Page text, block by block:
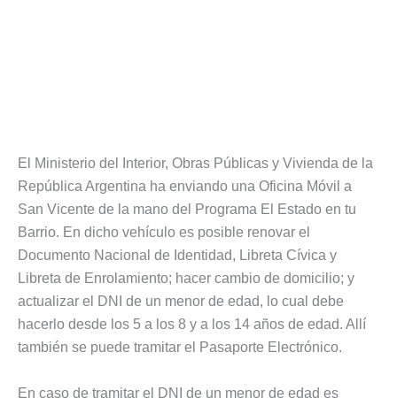
El Ministerio del Interior, Obras Públicas y Vivienda de la
República Argentina ha enviando una Oficina Móvil a
San Vicente de la mano del Programa El Estado en tu
Barrio. En dicho vehículo es posible renovar el
Documento Nacional de Identidad, Libreta Cívica y
Libreta de Enrolamiento; hacer cambio de domicilio; y
actualizar el DNI de un menor de edad, lo cual debe
hacerlo desde los 5 a los 8 y a los 14 años de edad. Allí
también se puede tramitar el Pasaporte Electrónico.
En caso de tramitar el DNI de un menor de edad es